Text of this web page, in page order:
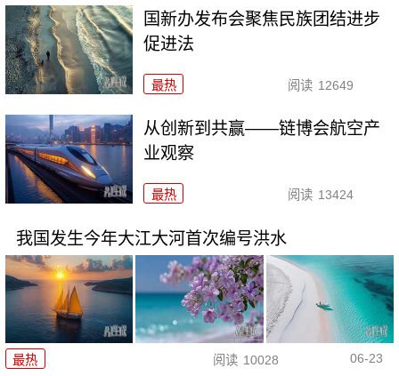
国新办发布会聚焦民族团结进步
促进法
最热 阅读 12649
从创新到共赢——链博会航空产
业观察
最热 阅读 13424
我国发生今年大江大河首次编号洪水
最热 阅读 10028 06-23